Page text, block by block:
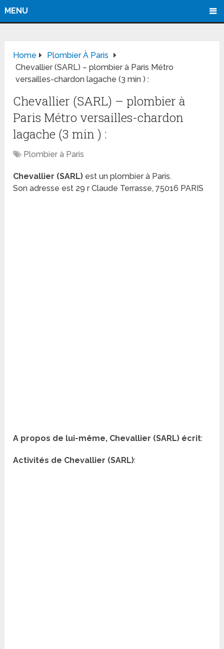
MENU
Home
Plombier À Paris
Chevallier (SARL) – plombier à Paris Métro
versailles-chardon lagache (3 min ) :
Chevallier (SARL) – plombier à
Paris Métro versailles-chardon
lagache (3 min ) :
Plombier à Paris
Chevallier (SARL) est un plombier à Paris.
Son adresse est 29 r Claude Terrasse, 75016 PARIS
A propos de lui-même, Chevallier (SARL) écrit:
Activités de Chevallier (SARL):